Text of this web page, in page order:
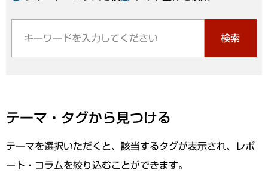
検索
テーマ・タグから見つける
テーマを選択いただくと、該当するタグが表示され、レポ
ート・コラムを絞り込むことができます。